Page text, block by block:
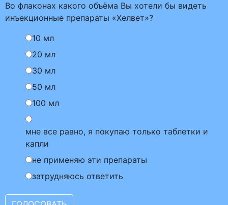
Во флаконах какого объёма Вы хотели бы видеть
инъекционные препараты «Хелвет»?
10 мл
20 мл
30 мл
50 мл
100 мл
мне все равно, я покупаю только таблетки и
капли
не применяю эти препараты
затрудняюсь ответить